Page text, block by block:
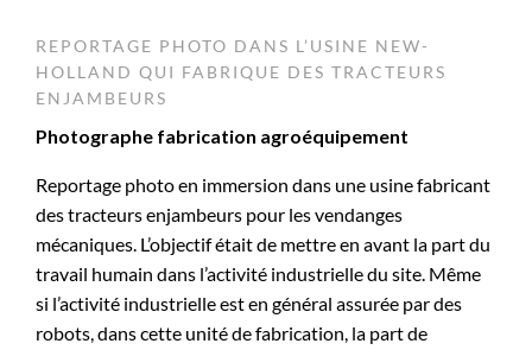
REPORTAGE PHOTO DANS L’USINE NEW-
HOLLAND QUI FABRIQUE DES TRACTEURS
ENJAMBEURS
Photographe fabrication agroéquipement
Reportage photo en immersion dans une usine fabricant
des tracteurs enjambeurs pour les vendanges
mécaniques. L’objectif était de mettre en avant la part du
travail humain dans l’activité industrielle du site. Même
si l’activité industrielle est en général assurée par des
robots, dans cette unité de fabrication, la part de